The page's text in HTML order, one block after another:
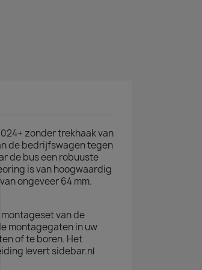
zonder trekhaak van
de bedrijfswagen tegen
de bus een robuuste
is van hoogwaardig
ongeveer 64 mm.
van de
montagegaten in uw
of te boren. Het
levert sidebar.nl